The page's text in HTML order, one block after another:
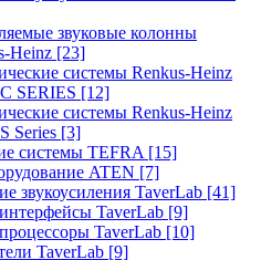
звуковые колонны
Heinz [23]
системы Renkus-Heinz
SERIES [12]
системы Renkus-Heinz
Series [3]
системы TEFRA [15]
ATEN [7]
звукоусиления TaverLab [41]
TaverLab [9]
TaverLab [10]
TaverLab [9]